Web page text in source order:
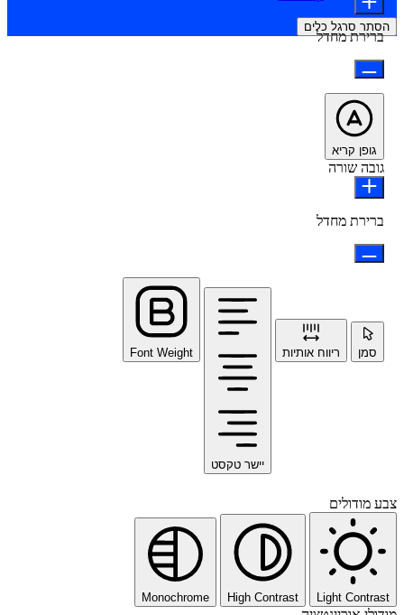
הסתר סרגל כלים
ברירת מחדל
גופן קריא
גובה שורה
ברירת מחדל
סמן ריווח אותיות
יישר טקסט
Font Weight
צבע מודולים
Light Contrast
High Contrast
Monochrome